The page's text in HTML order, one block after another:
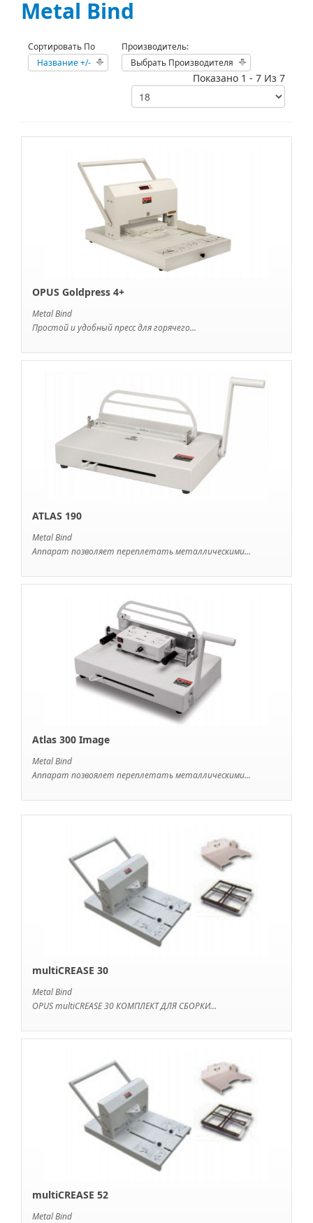
Metal Bind
Сортировать По
Название +/-
Производитель:
Выбрать Производителя
Показано 1 - 7 Из 7
OPUS Goldpress 4+
Metal Bind
Простой и удобный пресс для горячего...
ATLAS 190
Metal Bind
Аппарат позволяет переплетать металлическими...
Atlas 300 Image
Metal Bind
Аппарат позвоялет переплетать металлическими...
multiCREASE 30
Metal Bind
OPUS multiCREASE 30 КОМПЛЕКТ ДЛЯ СБОРКИ...
multiCREASE 52
Metal Bind